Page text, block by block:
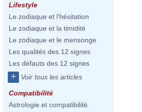
Lifestyle
Le zodiaque et l'hésitation
Le zodiaque et la timidité
Le zodiaque et le mensonge
Les qualités des 12 signes
Les défauts des 12 signes
+ Voir tous les articles
Compatibilité
Astrologie et compatibilité